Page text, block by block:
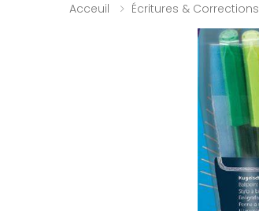
Acceuil Écritures & Corrections